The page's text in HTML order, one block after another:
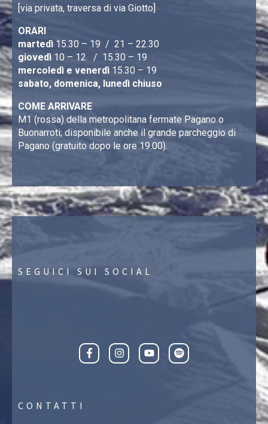
[via privata, traversa di via Giotto]
ORARI
martedì 15.30 – 19 / 21 – 22.30
giovedì 10 – 12 / 15.30 – 19
mercoledì e venerdì 15.30 – 19
sabato, domenica, lunedì chiuso
COME ARRIVARE
M1 (rossa) della metropolitana fermate Pagano o
Buonarroti; disponibile anche il grande parcheggio di
Pagano (gratuito dopo le ore 19.00).
SEGUICI SUI SOCIAL
CONTATTI